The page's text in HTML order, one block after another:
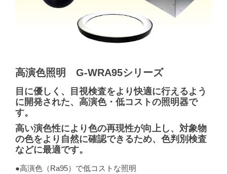
高演色照明 G-WRA95シリーズ
目に優しく、目視検査をより快適に行えるよう
に開発された、高演色・低コストの照明器で
す。
高い演色性により色の再現性が向上し、対象物
の色をより自然に確認できるため、色判別検査
などに最適です。
●高演色（Ra95）で低コストな照明